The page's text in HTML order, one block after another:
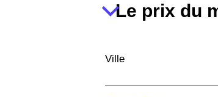
Le prix du
Ville